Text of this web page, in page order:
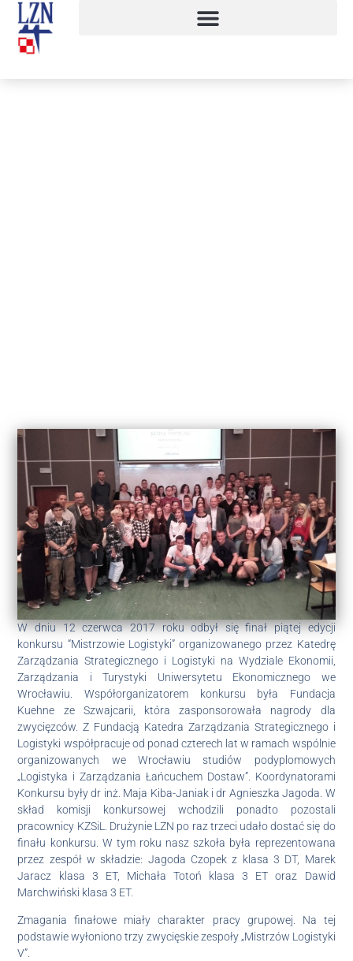
W dniu 12 czerwca 2017 roku odbył się finał piątej edycji
konkursu “Mistrzowie Logistyki” organizowanego przez Katedrę
Zarządzania Strategicznego i Logistyki na Wydziale Ekonomii,
Zarządzania i Turystyki Uniwersytetu Ekonomicznego we
Wrocławiu. Współorganizatorem konkursu była Fundacja
Kuehne ze Szwajcarii, która zasponsorowała nagrody dla
zwycięzców. Z Fundacją Katedra Zarządzania Strategicznego i
Logistyki współpracuje od ponad czterech lat w ramach wspólnie
organizowanych we Wrocławiu studiów podyplomowych
„Logistyka i Zarządzania Łańcuchem Dostaw”. Koordynatorami
Konkursu były dr inż. Maja Kiba-Janiak i dr Agnieszka Jagoda. W
skład komisji konkursowej wchodzili ponadto pozostali
pracownicy KZSiL. Drużynie LZN po raz trzeci udało dostać się do
finału konkursu. W tym roku nasz szkoła była reprezentowana
przez zespół w składzie: Jagoda Czopek z klasa 3 DT, Marek
Jaracz klasa 3 ET, Michała Totoń klasa 3 ET oraz Dawid
Marchwiński klasa 3 ET.
Zmagania finałowe miały charakter pracy grupowej. Na tej
podstawie wyłoniono trzy zwycięskie zespoły „Mistrzów Logistyki
V”.